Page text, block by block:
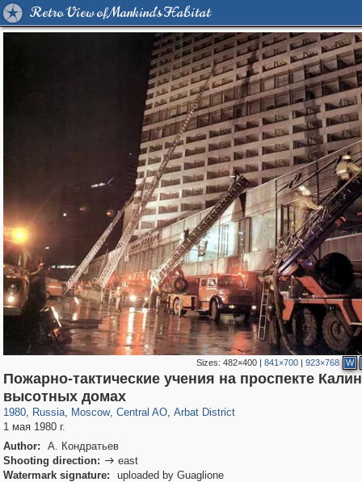
Retro View of Mankind's Habitat
Sizes:482×400 |841×700 |923×768 W
Пожарно-тактические учения на проспекте
высотных домах
1980, Russia
1,406,756 29,243
, Moscow
319,864 8,286
, Central AO
160,011
, Arbat District
1 мая 1980 г.
Author:
А. Кондратьев
Shooting direction:  east
Watermark signature:
uploaded by Guaglione